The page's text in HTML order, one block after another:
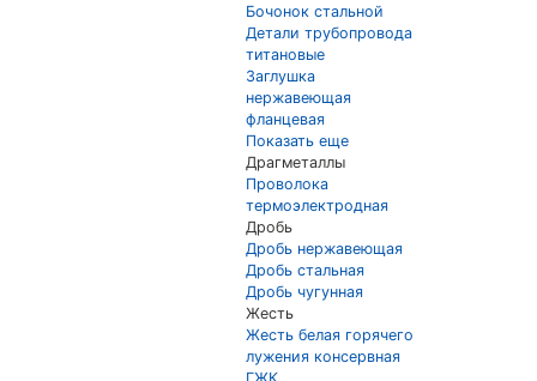
Бочонок стальной
Детали трубопровода
титановые
Заглушка
нержавеющая
фланцевая
Показать еще
Драгметаллы
Проволока
термоэлектродная
Дробь
Дробь нержавеющая
Дробь стальная
Дробь чугунная
Жесть
Жесть белая горячего
лужения консервная